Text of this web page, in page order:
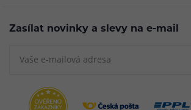
Zasílat novinky a slevy na e-mail